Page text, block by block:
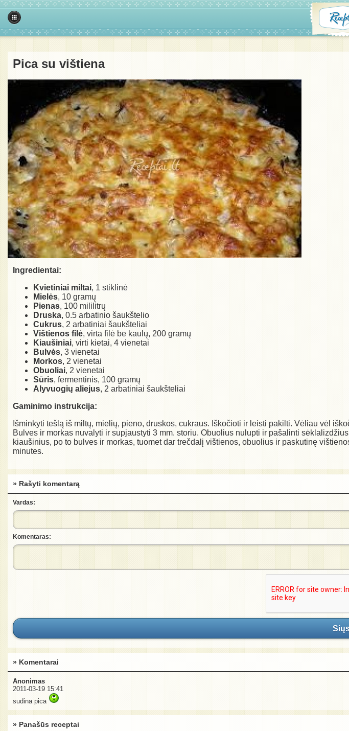
Pica su vištiena
Ingredientai:
Kvietiniai miltai, 1 stiklinė
Mielės, 10 gramų
Pienas, 100 mililitrų
Druska, 0.5 arbatinio šaukštelio
Cukrus, 2 arbatiniai šaukšteliai
Vištienos filė, virta filė be kaulų, 200 gramų
Kiaušiniai, virti kietai, 4 vienetai
Bulvės, 3 vienetai
Morkos, 2 vienetai
Obuoliai, 2 vienetai
Sūris, fermentinis, 100 gramų
Alyvuogių aliejus, 2 arbatiniai šaukšteliai
Gaminimo instrukcija:
Išminkyti tešlą iš miltų, mielių, pieno, druskos, cukraus. Iškočioti ir leisti pakilti. Vėliau vėl
Bulves ir morkas nuvalyti ir supjaustyti 3 mm. storiu. Obuolius nulupti ir pašalinti
kiaušinius, po to bulves ir morkas, tuomet dar trečdalį vištienos, obuolius ir paskutinę
minutes.
» Rašyti komentarą
Vardas:
Komentaras:
» Komentarai
Anonimas
2011-03-19 15:41
sudina pica
» Panašūs receptai